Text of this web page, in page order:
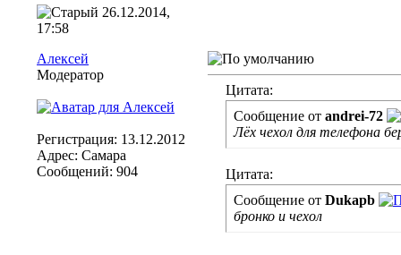
26.12.2014,
17:58
Алексей
Модератор
Регистрация: 13.12.2012
Адрес: Самара
Сообщений: 904
Цитата:
Сообщение от andrei-72
Лёх чехол для телефона
Цитата:
Сообщение от Dukapb
бронко и чехол